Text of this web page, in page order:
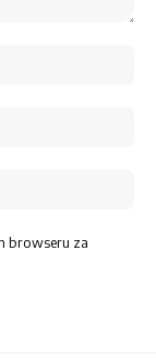
browseru za